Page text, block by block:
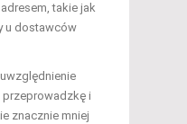
takie jak
u dostawców
i
znacznie mniej